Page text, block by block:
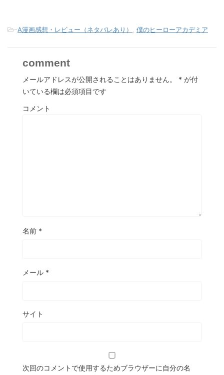
-A漫画感想・レビュー（ネタバレあり） 僕のヒーローアカデミア
comment
メールアドレスが公開されることはありません。 * が付
いている欄は必須項目です
コメント
名前 *
メール *
サイト
次回のコメントで使用するためブラウザーに自分の名